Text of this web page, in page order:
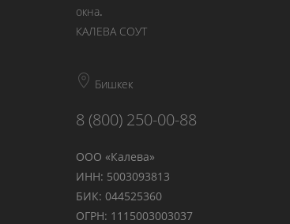
окна.
КАЛЕВА СОУТ
Бишкек
8 (800) 250-00-88
ООО «Калева»
ИНН: 5003093813
БИК: 044525360
ОГРН: 1115003003037